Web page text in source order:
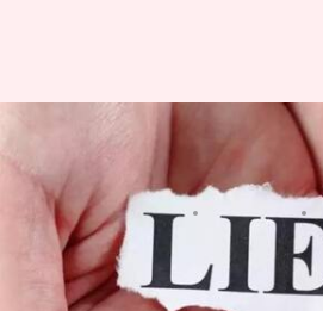
ప్రేరణ: అబద్ధాలు
జీవితమే అబద్ధం
వ్రాసిన వారు Sriram Pranateja May 04, 2023
ఈ వార్తాకథనం ఏంటి